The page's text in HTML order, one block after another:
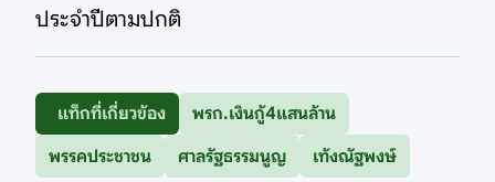
ประจำปีตามปกติ
แท็กที่เกี่ยวข้อง
พรก.เงินกู้4แสนล้าน
พรรคประชาชน
ศาลรัฐธรรมนูญ เท้งณัฐพงษ์